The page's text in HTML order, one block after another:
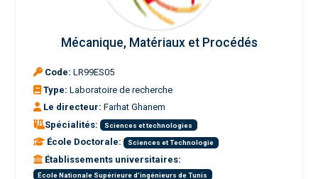
Mécanique, Matériaux et Procédés
Code: LR99ES05
Type: Laboratoire de recherche
Le directeur: Farhat Ghanem
Spécialités:
Sciences et technologies
École Doctorale: Sciences et Technologie
Établissements universitaires:
École Nationale Supérieure d'ingénieurs de Tunis